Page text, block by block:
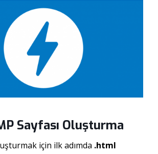
Sayfası Oluşturma
için ilk adımda .html